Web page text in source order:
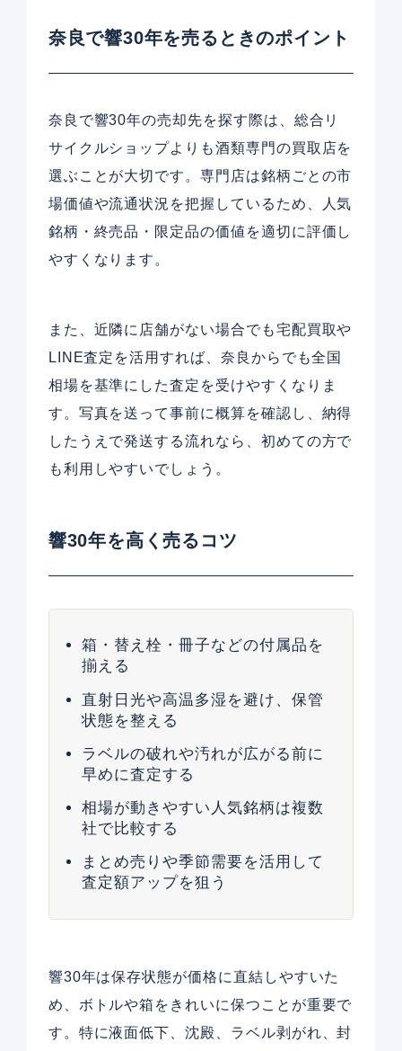
奈良で響30年を売るときのポイント
奈良で響30年の売却先を探す際は、総合リ
サイクルショップよりも酒類専門の買取店を
選ぶことが大切です。専門店は銘柄ごとの市
場価値や流通状況を把握しているため、人気
銘柄・終売品・限定品の価値を適切に評価し
やすくなります。
また、近隣に店舗がない場合でも宅配買取や
LINE査定を活用すれば、奈良からでも全国
相場を基準にした査定を受けやすくなりま
す。写真を送って事前に概算を確認し、納得
したうえで発送する流れなら、初めての方で
も利用しやすいでしょう。
響30年を高く売るコツ
箱・替え栓・冊子などの付属品を
揃える
直射日光や高温多湿を避け、保管
状態を整える
ラベルの破れや汚れが広がる前に
早めに査定する
相場が動きやすい人気銘柄は複数
社で比較する
まとめ売りや季節需要を活用して
査定額アップを狙う
響30年は保存状態が価格に直結しやすいた
め、ボトルや箱をきれいに保つことが重要で
す。特に液面低下、沈殿、ラベル剥がれ、封